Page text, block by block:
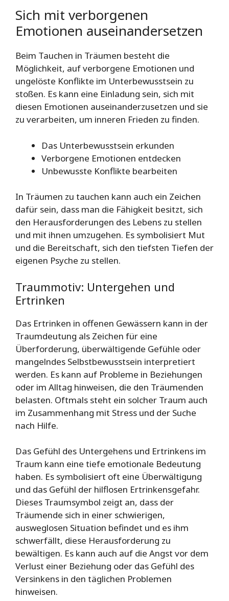
Sich mit verborgenen
Emotionen auseinandersetzen
Beim Tauchen in Träumen besteht die
Möglichkeit, auf verborgene Emotionen und
ungelöste Konflikte im Unterbewusstsein zu
stoßen. Es kann eine Einladung sein, sich mit
diesen Emotionen auseinanderzusetzen und sie
zu verarbeiten, um inneren Frieden zu finden.
Das Unterbewusstsein erkunden
Verborgene Emotionen entdecken
Unbewusste Konflikte bearbeiten
In Träumen zu tauchen kann auch ein Zeichen
dafür sein, dass man die Fähigkeit besitzt, sich
den Herausforderungen des Lebens zu stellen
und mit ihnen umzugehen. Es symbolisiert Mut
und die Bereitschaft, sich den tiefsten Tiefen der
eigenen Psyche zu stellen.
Traummotiv: Untergehen und
Ertrinken
Das Ertrinken in offenen Gewässern kann in der
Traumdeutung als Zeichen für eine
Überforderung, überwältigende Gefühle oder
mangelndes Selbstbewusstsein interpretiert
werden. Es kann auf Probleme in Beziehungen
oder im Alltag hinweisen, die den Träumenden
belasten. Oftmals steht ein solcher Traum auch
im Zusammenhang mit Stress und der Suche
nach Hilfe.
Das Gefühl des Untergehens und Ertrinkens im
Traum kann eine tiefe emotionale Bedeutung
haben. Es symbolisiert oft eine Überwältigung
und das Gefühl der hilflosen Ertrinkensgefahr.
Dieses Traumsymbol zeigt an, dass der
Träumende sich in einer schwierigen,
ausweglosen Situation befindet und es ihm
schwerfällt, diese Herausforderung zu
bewältigen. Es kann auch auf die Angst vor dem
Verlust einer Beziehung oder das Gefühl des
Versinkens in den täglichen Problemen
hinweisen.